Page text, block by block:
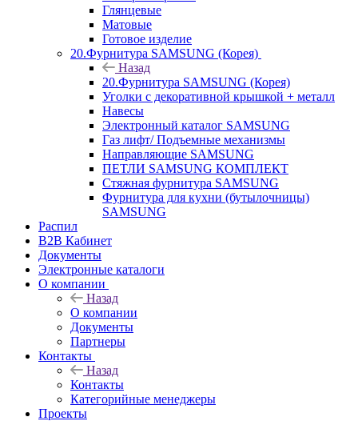
Глянцевые
Матовые
Готовое изделие
20.Фурнитура SAMSUNG (Корея)
Назад
20.Фурнитура SAMSUNG (Корея)
Уголки с декоративной крышкой + металл
Навесы
Электронный каталог SAMSUNG
Газ лифт/ Подъемные механизмы
Направляющие SAMSUNG
ПЕТЛИ SAMSUNG КОМПЛЕКТ
Стяжная фурнитура SAMSUNG
Фурнитура для кухни (бутылочницы)
SAMSUNG
Распил
B2B Кабинет
Документы
Электронные каталоги
О компании
Назад
О компании
Документы
Партнеры
Контакты
Назад
Контакты
Категорийные менеджеры
Проекты